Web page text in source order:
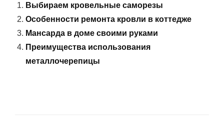
Выбираем кровельные саморезы
Особенности ремонта кровли в коттедже
Мансарда в доме своими руками
Преимущества использования
металлочерепицы